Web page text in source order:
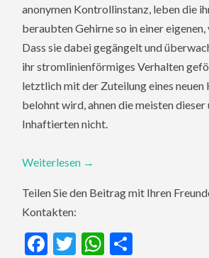
anonymen Kontrollinstanz, leben die
beraubten Gehirne so in einer
Dass sie dabei gegängelt und
ihr stromlinienförmiges Verhalten
letztlich mit der Zuteilung eines neuen
belohnt wird, ahnen die meisten
Inhaftierten nicht.
Weiterlesen →
Teilen Sie den Beitrag mit Ihren
Kontakten:
Facebook
TwitterWhatsApp